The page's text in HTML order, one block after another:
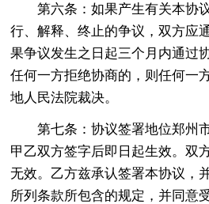
第六条：如果产生有关本协
行、解释、终止的争议，双方应
果争议发生之日起三个月内通过
任何一方拒绝协商的，则任何一
地人民法院裁决。
第七条：协议签署地位郑州
甲乙双方签字后即日起生效。双
无效。乙方兹承认签署本协议，
所列条款所包含的规定，并同意